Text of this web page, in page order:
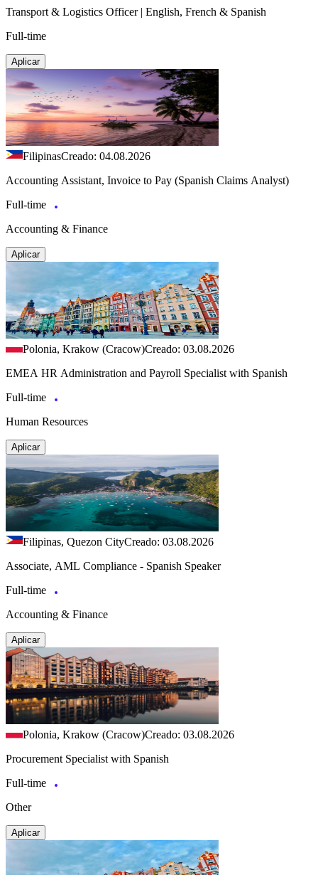
Transport & Logistics Officer | English, French & Spanish
Full-time
Aplicar
FilipinasCreado: 04.08.2026
Accounting Assistant, Invoice to Pay (Spanish Claims Analyst)
Full-time
Accounting & Finance
Aplicar
Polonia, Krakow (Cracow)Creado: 03.08.2026
EMEA HR Administration and Payroll Specialist with Spanish
Full-time
Human Resources
Aplicar
Filipinas, Quezon CityCreado: 03.08.2026
Associate, AML Compliance - Spanish Speaker
Full-time
Accounting & Finance
Aplicar
Polonia, Krakow (Cracow)Creado: 03.08.2026
Procurement Specialist with Spanish
Full-time
Other
Aplicar